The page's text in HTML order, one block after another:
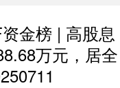
金榜 | 高股息
万元，居全